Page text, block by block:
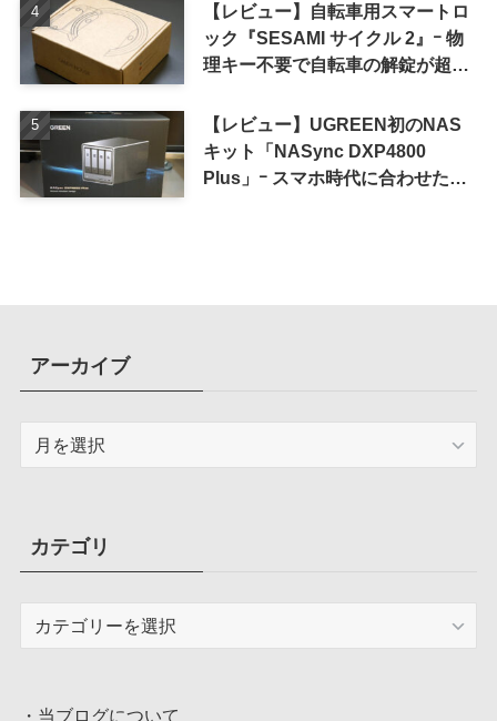
【レビュー】自転車用スマートロ
ック『SESAMI サイクル 2』ｰ 物
理キー不要で自転車の解錠が超簡
【レビュー】UGREEN初のNAS
キット「NASync DXP4800
Plus」ｰ スマホ時代に合わせた設
アーカイブ
ブカテゴリ
・ 当ブログについて